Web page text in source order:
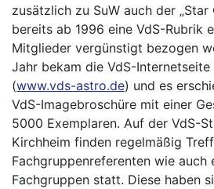
zusätzlich zu SuW auch der „Star
bereits ab 1996 eine VdS-Rubrik
Mitglieder vergünstigt bezogen
Jahr bekam die VdS-Internetseite
(www.vds-astro.de) und es
VdS-Imagebroschüre mit einer
5000 Exemplaren. Auf der VdS-
Kirchheim finden regelmäßig
Fachgruppenreferenten wie auch
Fachgruppen statt. Diese haben